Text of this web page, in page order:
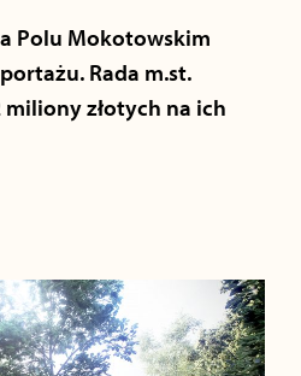
Polu Mokotowskim
Rada m.st.
miliony złotych na ich